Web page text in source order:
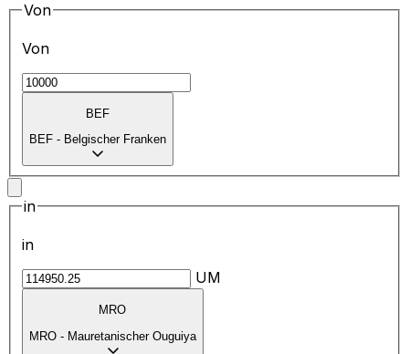
Von
Von
BEF
BEF - Belgischer Franken
in
in
UM
MRO
MRO - Mauretanischer Ouguiya